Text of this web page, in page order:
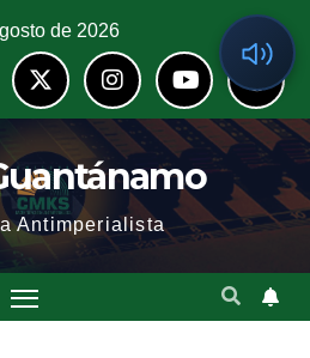
de 2026
Antimperialista